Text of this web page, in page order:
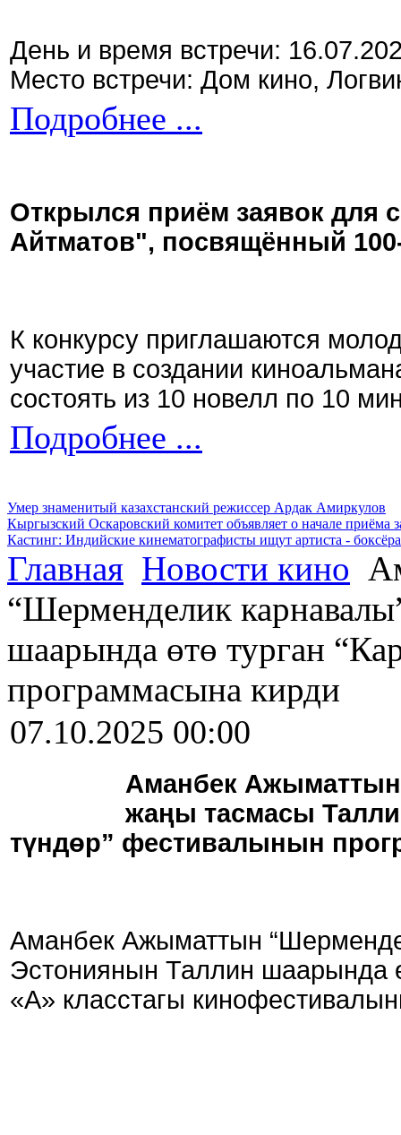
День и время встречи:
Место встречи: Дом кино,
Подробнее ...
Открылся приём заявок для
Айтматов", посвящённый
К конкурсу приглашаются
участие в создании
состоять из 10 новелл по 10
Подробнее ...
Умер знаменитый казахстанский режиссер Ардак Амиркулов
Кыргызский Оскаровский комитет объявляет о начале приёма
Кастинг: Индийские кинематографисты ищут артиста -
Главная Новости кино
“Шерменделик
шаарында өтө турган
программасына кирди
07.10.2025 00:00
Аманбек Ажыматтын
жаңы тасмасы
түндөр” фестивалынын
Аманбек Ажыматтын
Эстониянын Таллин шаарында
«А» класстагы